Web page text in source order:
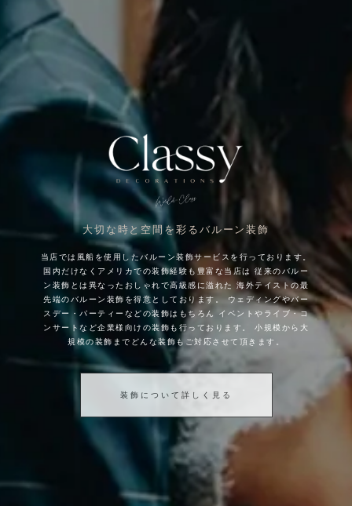
大切な時と空間を彩るバルーン装飾
当店では風船を使用したバルーン装飾サービスを行っております。
国内だけなくアメリカでの装飾経験も豊富な当店は
従来のバルー
ン装飾とは異なったおしゃれで高級感に溢れた
海外テイストの最
先端のバルーン装飾を得意としております。
ウェディングやバー
スデー・パーティーなどの装飾はもちろん
イベントやライブ・コ
ンサートなど企業様向けの装飾も行っております。
小規模から大
規模の装飾までどんな装飾もご対応させて頂きます。
装飾について詳しく見る